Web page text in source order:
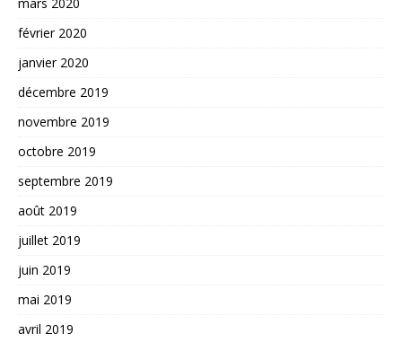
février 2020
janvier 2020
décembre 2019
novembre 2019
octobre 2019
septembre 2019
août 2019
juillet 2019
juin 2019
mai 2019
avril 2019